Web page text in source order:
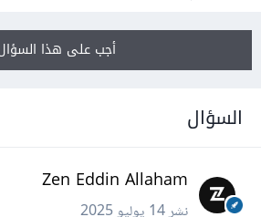
أجب على هذا السؤال
السؤال
Zen Eddin Allaham